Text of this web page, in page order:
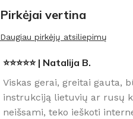
Pirkėjai vertina
Daugiau pirkėjų atsiliepimų
⭐⭐⭐⭐⭐ | Natalija B.
Viskas gerai, greitai gauta,
instrukciją lietuvių ar rusų
neišsami, teko ieškoti